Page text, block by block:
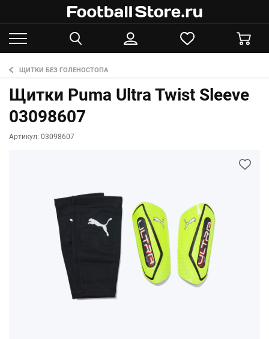
ЩИТКИ БЕЗ ГОЛЕНОСТОПА
Щитки Puma Ultra Twist Sleeve
03098607
Артикул: 03098607